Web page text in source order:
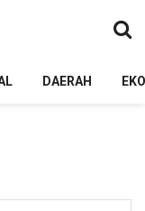
DAERAH